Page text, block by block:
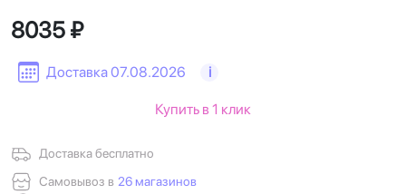
Доставка 07.08.2026 i
8035 ₽
Доставка бесплатно
Самовывоз в 26 магазинов
Купить в 1 клик